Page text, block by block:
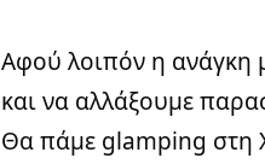
Αφού λοιπόν η ανάγκη
και να αλλάξουμε
Θα πάμε glamping στη